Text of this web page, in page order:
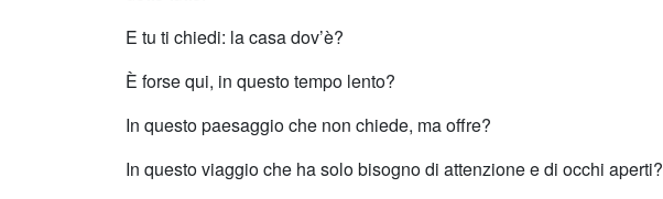
E tu ti chiedi: la casa dov’è?
È forse qui, in questo tempo lento?
In questo paesaggio che non chiede, ma offre?
In questo viaggio che ha solo bisogno di attenzione e di occhi aperti?